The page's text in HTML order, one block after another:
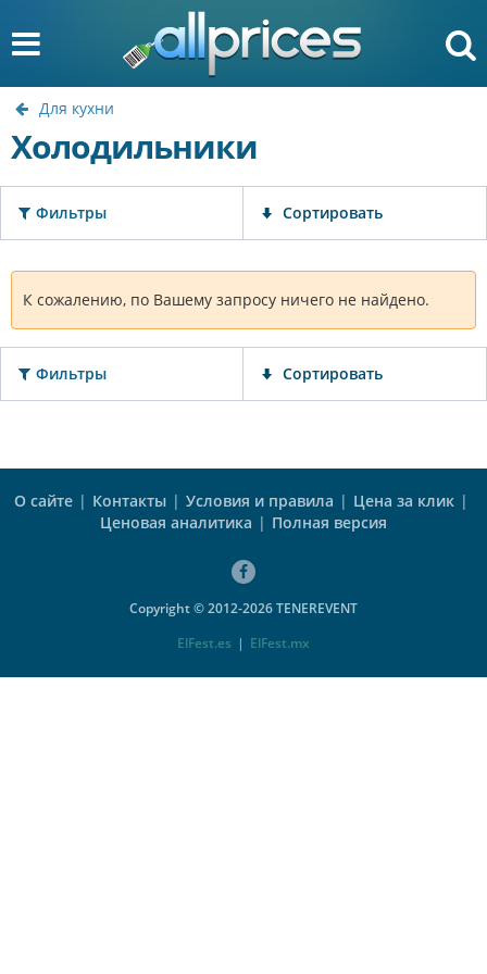
Для кухни
Холодильники
Фильтры Сортировать
К сожалению, по Вашему запросу ничего не найдено.
Фильтры Сортировать
О сайте | Контакты | Условия и правила | Цена за клик |
Ценовая аналитика | Полная версия
Copyright © 2012-2026 TENEREVENT
ElFest.es | ElFest.mx